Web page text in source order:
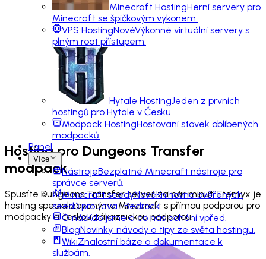
Minecraft HostingHerní servery pro
Minecraft se špičkovým výkonem.
VPS HostingNovéVýkonné virtuální servery s
plným root přístupem.
Hytale HostingJeden z prvních
hostingů pro Hytale v Česku.
Modpack HostingHostování stovek oblíbených
modpacků.
Panel
Více
NástrojeBezplatné Minecraft nástroje pro
správce serverů.
Minecraft seedyNovéKnihovna ověřených
seedů pro Java i Bedrock.
O násKdo jsme a co nás pohání vpřed.
BlogNovinky, návody a tipy ze světa hostingu.
WikiZnalostní báze a dokumentace k
službám.
Hosting pro Dungeons Transfer
modpack
Spusťte Dungeons Transfer server za pár minut. Eternyx je
hosting specializovaný na Minecraft s přímou podporou pro
modpacky a českou zákaznickou podporou.